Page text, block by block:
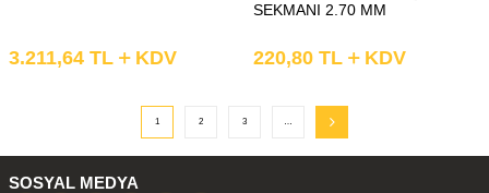
3.211,64 TL KDV
SEKMANI 2.70 MM
220,80 TL KDV
1 2 3 …
SOSYAL MEDYA